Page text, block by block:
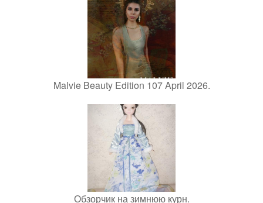
Malvie Beauty Edition 107 April 2026.
Обзорчик на зимнюю курн.